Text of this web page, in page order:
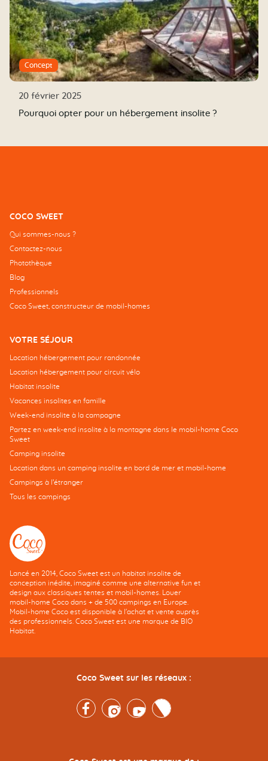
Concept
20 février 2025
Pourquoi opter pour un hébergement insolite ?
COCO SWEET
Qui sommes-nous ?
Contactez-nous
Photothèque
Blog
Professionnels
Coco Sweet, constructeur de mobil-homes
VOTRE SÉJOUR
Location hébergement pour randonnée
Location hébergement pour circuit vélo
Habitat insolite
Vacances insolites en famille
Week-end insolite à la campagne
Partez en week-end insolite à la montagne dans le mobil-home Coco
Sweet
Camping insolite
Location dans un camping insolite en bord de mer et mobil-home
Campings à l’étranger
Tous les campings
Lancé en 2014, Coco Sweet est un habitat insolite de
conception inédite, imaginé comme une alternative fun et
design aux classiques tentes et mobil-homes. Louer
mobil-home Coco dans + de 500 campings en Europe.
Mobil-home Coco est disponible à l'achat et vente auprès
des professionnels. Coco Sweet est une marque de BIO
Habitat.
Coco Sweet sur les réseaux :
FacebookInstagramYoutubeTwitter